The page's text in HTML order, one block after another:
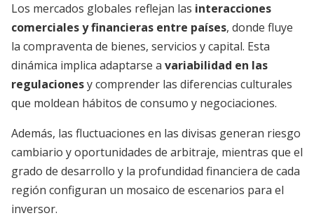
Los mercados globales reflejan las interacciones
comerciales y financieras entre países, donde fluye
la compraventa de bienes, servicios y capital. Esta
dinámica implica adaptarse a variabilidad en las
regulacionesy comprender las diferencias culturales
que moldean hábitos de consumo y negociaciones.
Además, las fluctuaciones en las divisas generan riesgo
cambiario y oportunidades de arbitraje, mientras que el
grado de desarrollo y la profundidad financiera de cada
región configuran un mosaico de escenarios para el
inversor.